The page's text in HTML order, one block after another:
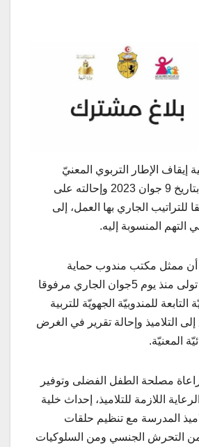
إيقاف الإطار التربوي المعنيّ
تحفظيا عن العمل بتاريخ 9 جوان 2023 وإحالته على
الجاري بها العمل، إلى
التهم المنسوبة إليه.
أن ممثل مكتب مندوب حماية
الطفولة بصفاقس تولى منذ يوم 5جوان الجاري مرفوقا
التابعة للمندوبيّة الجهويّة للتربية
التلاميذ وإحالة تقرير في الغرض
المعنيّة.
مصلحة الطفل الفضلى وتوفير
اللازمة للتلاميذ، إحداث خلية
المدرسة مع تنظيم حلقات
التحرش الجنسي ومن السلوكيات